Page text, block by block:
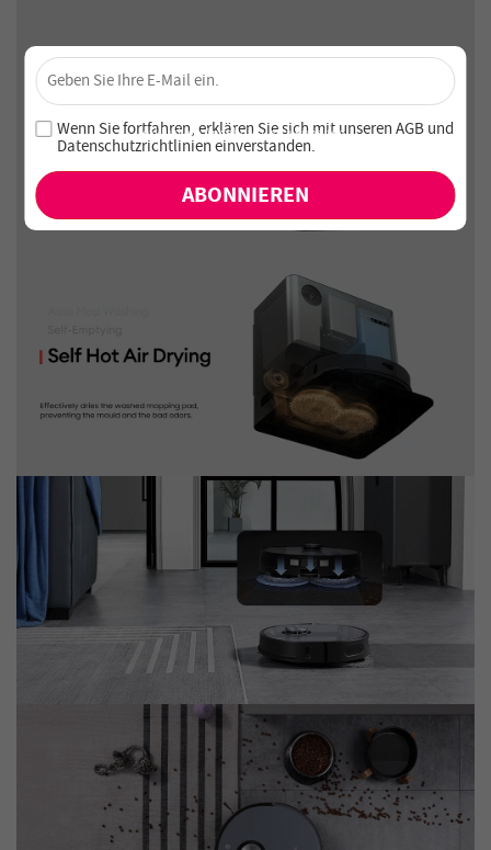
Sichere dir 4 % Rabatt – Jetzt abonnieren!
Melde dich für unseren Newsletter an und verpasse keine
exklusiven Angebote und Neuheiten!
×
Wenn Sie fortfahren, erklären Sie sich mit unserenAGBund
Datenschutzrichtlinien einverstanden.